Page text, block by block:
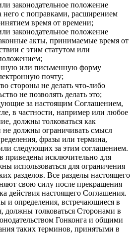
законодательное положение
него с поправками, расширением
время от времени;
законодательное положение
акты, принимаемые время от
с этим статутом или
или письменную форму
почту;
стороны не делать что-либо
не позволять делать это;
за настоящим Соглашением,
в частности, например или любое
должны толковаться как
должны ограничивать смысл
фразы или термина,
следующих за этим соглашением.
приведены исключительно для
использоваться для ограничения
разделов. Все разделы настоящего
свою силу после прекращения
действия настоящего Соглашения.
и определения, встречающиеся в
должны толковаться Сторонами в
Гонконга и общими
таких терминов, принятыми в